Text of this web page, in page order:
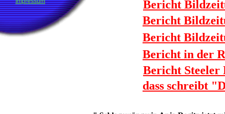
Bericht
Bericht
Bericht
Bericht in der
Bericht
dass schreibt